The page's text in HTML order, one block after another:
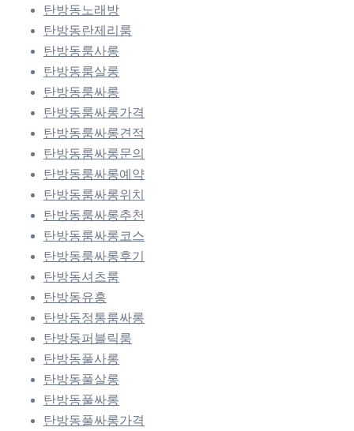
탄방동노래방
탄방동란제리룸
탄방동룸사롱
탄방동룸살롱
탄방동룸싸롱
탄방동룸싸롱가격
탄방동룸싸롱견적
탄방동룸싸롱문의
탄방동룸싸롱예약
탄방동룸싸롱위치
탄방동룸싸롱추천
탄방동룸싸롱코스
탄방동룸싸롱후기
탄방동셔츠룸
탄방동유흥
탄방동정통룸싸롱
탄방동퍼블릭룸
탄방동풀사롱
탄방동풀살롱
탄방동풀싸롱
탄방동풀싸롱가격